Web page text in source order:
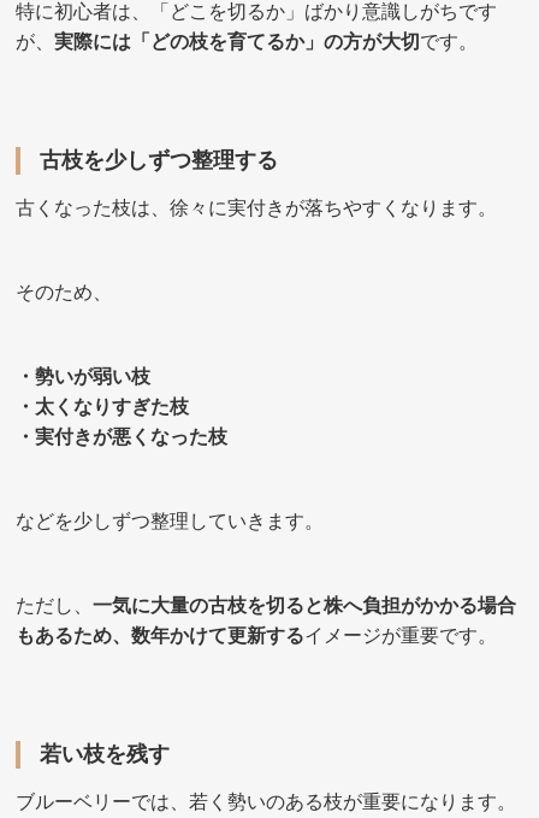
特に初心者は、「どこを切るか」ばかり意識しがちです
が、実際には「どの枝を育てるか」の方が大切 です。
古枝を少しずつ整理する
古くなった枝は、徐々に実付きが落ちやすくなります。
そのため、
・勢いが弱い枝
・太くなりすぎた枝
・実付きが悪くなった枝
などを少しずつ整理していきます。
ただし、一気に大量の古枝を切ると株へ負担がかかる場合
もあるため、数年かけて更新するイメージが重要です。
若い枝を残す
ブルーベリーでは、若く勢いのある枝が重要になります。